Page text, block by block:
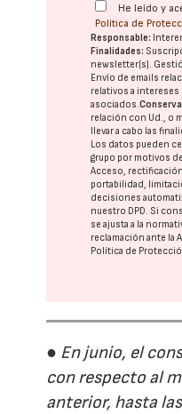
He leído y
Política de
Responsable:
Finalidades:
newsletter(s).
Envío de emails
relativos a intereses
asociados.
relación con Ud., o
llevar a cabo las
Los datos pueden
grupo por motivos
Acceso,
portabilidad,
decisiones
nuestro DPD. Si
se ajusta a la
reclamación ante la
Política de
● En junio, el
con respecto al
anterior, hasta